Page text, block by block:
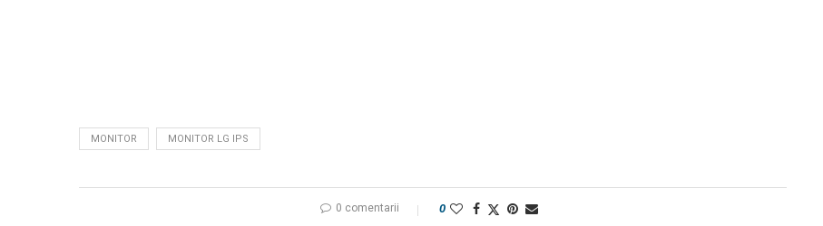
MONITOR MONITOR LG IPS
0 comentarii 0